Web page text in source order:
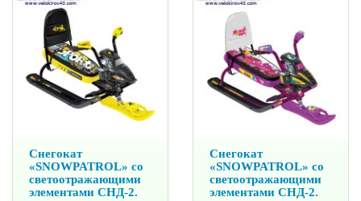
Снегокат
«SNOWPATROL» со
светоотражающими
элементами СНД-2.
Снегокат
«SNOWPATROL» со
светоотражающими
элементами СНД-2.